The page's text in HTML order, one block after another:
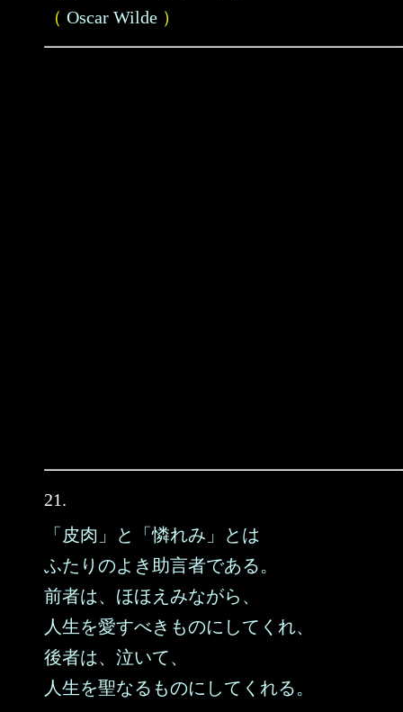
（ Oscar Wilde ）
21.
「皮肉」と「憐れみ」とは
ふたりのよき助言者である。
前者は、ほほえみながら、
人生を愛すべきものにしてくれ、
後者は、泣いて、
人生を聖なるものにしてくれる。